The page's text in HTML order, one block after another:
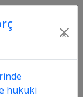
×
hukuki